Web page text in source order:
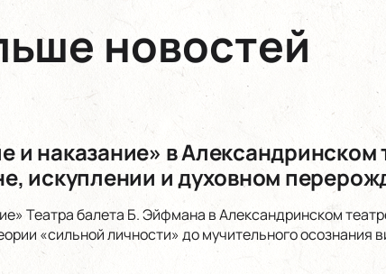
новостей
и наказание» в Александринском
искуплении и духовном
Театра балета Б. Эйфмана в Александринском
«сильной личности» до мучительного осознания